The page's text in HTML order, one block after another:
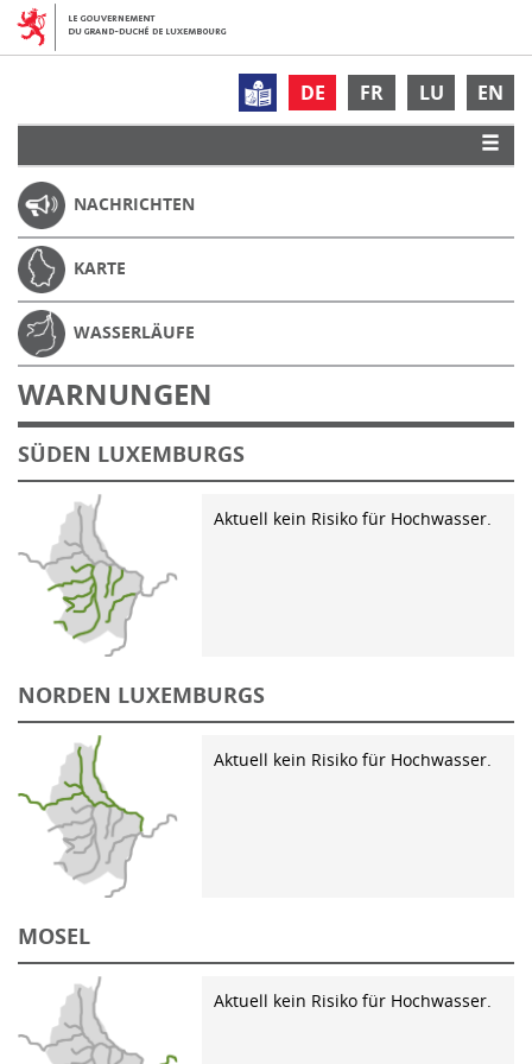
DE FR LU EN
NACHRICHTEN
KARTE
WASSERLÄUFE
WARNUNGEN
SÜDEN LUXEMBURGS
Aktuell kein Risiko für Hochwasser.
NORDEN LUXEMBURGS
Aktuell kein Risiko für Hochwasser.
MOSEL
Aktuell kein Risiko für Hochwasser.